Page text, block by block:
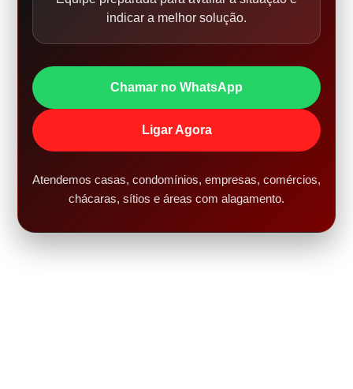
indicar a melhor solução.
Chamar no WhatsApp
Ligar Agora
Atendemos casas, condomínios, empresas, comércios,
chácaras, sítios e áreas com alagamento.